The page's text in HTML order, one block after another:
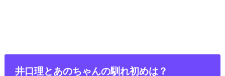
井口理とあのちゃんの馴れ初めは？